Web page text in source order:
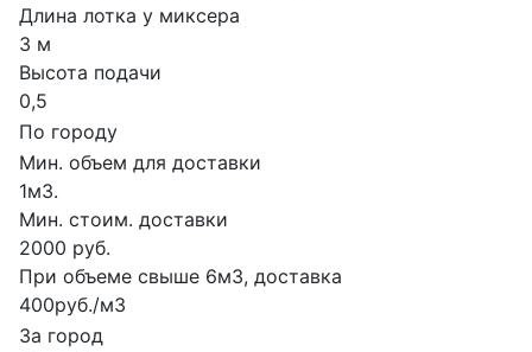
Длина лотка у миксера
3 м
Высота подачи
0,5
По городу
Мин. объем для доставки
1м3.
Мин. стоим. доставки
2000 руб.
При объеме свыше 6м3, доставка
400руб./м3
За город